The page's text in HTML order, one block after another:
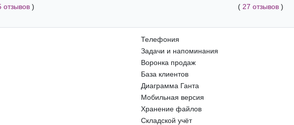
отзывов )
( 27 отзывов )
Телефония
Задачи и напоминания
Воронка продаж
База клиентов
Диаграмма Ганта
Мобильная версия
Хранение файлов
Складской учёт